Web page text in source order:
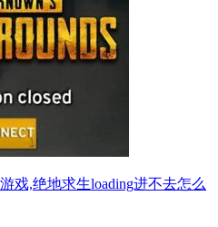
戏,绝地求生loading进不去怎么